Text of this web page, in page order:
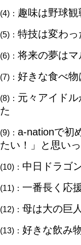
(4)： 趣味は野球
(5)： 特技は変わ
(6)： 将来の夢は
(7)： 好きな食べ
(8)： 元々アイド
た
(9)： a-nationで初
たい！」と思い
(10)： 中日ドラゴ
(11)： 一番長く応
(12)： 母は大の巨
(13)： 好きな飲み